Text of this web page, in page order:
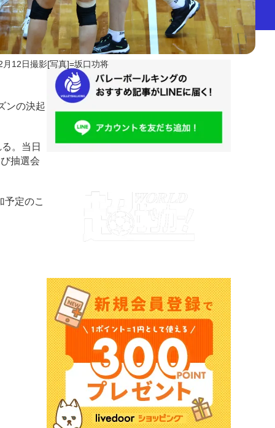
12日撮影[写真]=坂口功将
ンの決起
。当日
抽選会
定のこ